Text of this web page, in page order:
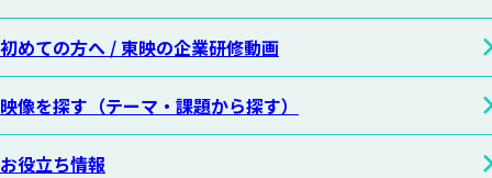
初めての方へ /東映の企業研修動画
映像を探す （テーマ・課題から探す）
お役立ち情報